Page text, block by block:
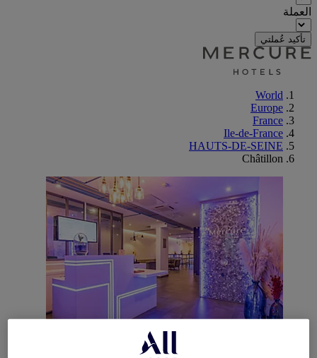
العملة
تأكيد عُملتي
World
Europe
France
Ile-de-France
HAUTS-DE-SEINE
Châtillon